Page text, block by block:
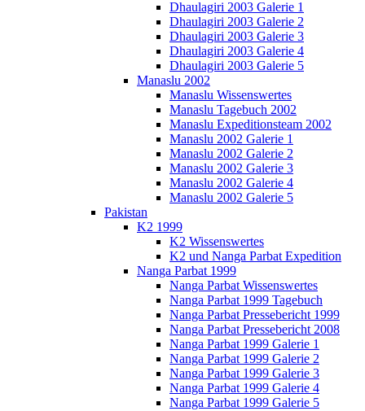
Dhaulagiri 2003 Galerie 1
Dhaulagiri 2003 Galerie 2
Dhaulagiri 2003 Galerie 3
Dhaulagiri 2003 Galerie 4
Dhaulagiri 2003 Galerie 5
Manaslu 2002
Manaslu Wissenswertes
Manaslu Tagebuch 2002
Manaslu Expeditionsteam 2002
Manaslu 2002 Galerie 1
Manaslu 2002 Galerie 2
Manaslu 2002 Galerie 3
Manaslu 2002 Galerie 4
Manaslu 2002 Galerie 5
Pakistan
K2 1999
K2 Wissenswertes
K2 und Nanga Parbat Expedition
Nanga Parbat 1999
Nanga Parbat Wissenswertes
Nanga Parbat 1999 Tagebuch
Nanga Parbat Pressebericht 1999
Nanga Parbat Pressebericht 2008
Nanga Parbat 1999 Galerie 1
Nanga Parbat 1999 Galerie 2
Nanga Parbat 1999 Galerie 3
Nanga Parbat 1999 Galerie 4
Nanga Parbat 1999 Galerie 5